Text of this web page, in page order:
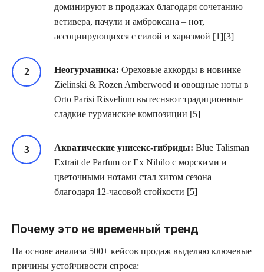
доминируют в продажах благодаря сочетанию
ветивера, пачули и амброксана – нот,
ассоциирующихся с силой и харизмой [1][3]
Неогурманика: Ореховые аккорды в новинке
Zielinski & Rozen Amberwood и овощные ноты в
Orto Parisi Risvelium вытесняют традиционные
сладкие гурманские композиции [5]
Акватические унисекс-гибриды: Blue Talisman
Extrait de Parfum от Ex Nihilo с морскими и
цветочными нотами стал хитом сезона
благодаря 12-часовой стойкости [5]
Почему это не временный тренд
На основе анализа 500+ кейсов продаж выделяю ключевые
причины устойчивости спроса: